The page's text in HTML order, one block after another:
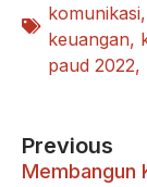
komunikasi,
keuangan,
paud 2022,
Previous